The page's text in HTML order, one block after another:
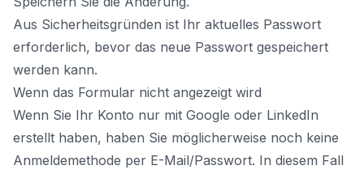
Aus Sicherheitsgründen ist Ihr aktuelles Passwort
erforderlich, bevor das neue Passwort gespeichert
werden kann.
Wenn das Formular nicht angezeigt wird
Wenn Sie Ihr Konto nur mit Google oder LinkedIn
erstellt haben, haben Sie möglicherweise noch keine
Anmeldemethode per E-Mail/Passwort. In diesem Fall